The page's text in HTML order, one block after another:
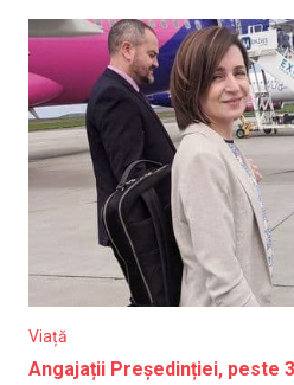
Viață
Angajații Președinției, peste